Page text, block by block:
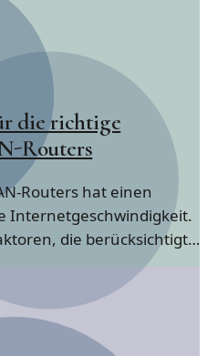
die richtige
Routers
Routers hat einen
Internetgeschwindigkeit.
die berücksichtigt